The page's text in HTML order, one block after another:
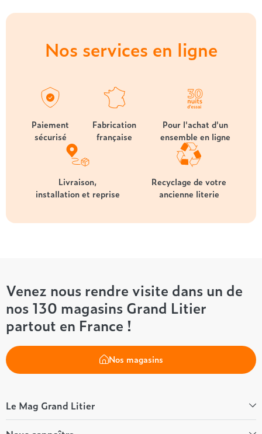
Nos services en ligne
Paiement
sécurisé
Fabrication
française
Pour l'achat d'un
ensemble en ligne
Livraison,
installation et reprise
Recyclage de votre
ancienne literie
Venez nous rendre visite dans un de
nos 130 magasins Grand Litier
partout en France !
Nos magasins
Le Mag Grand Litier